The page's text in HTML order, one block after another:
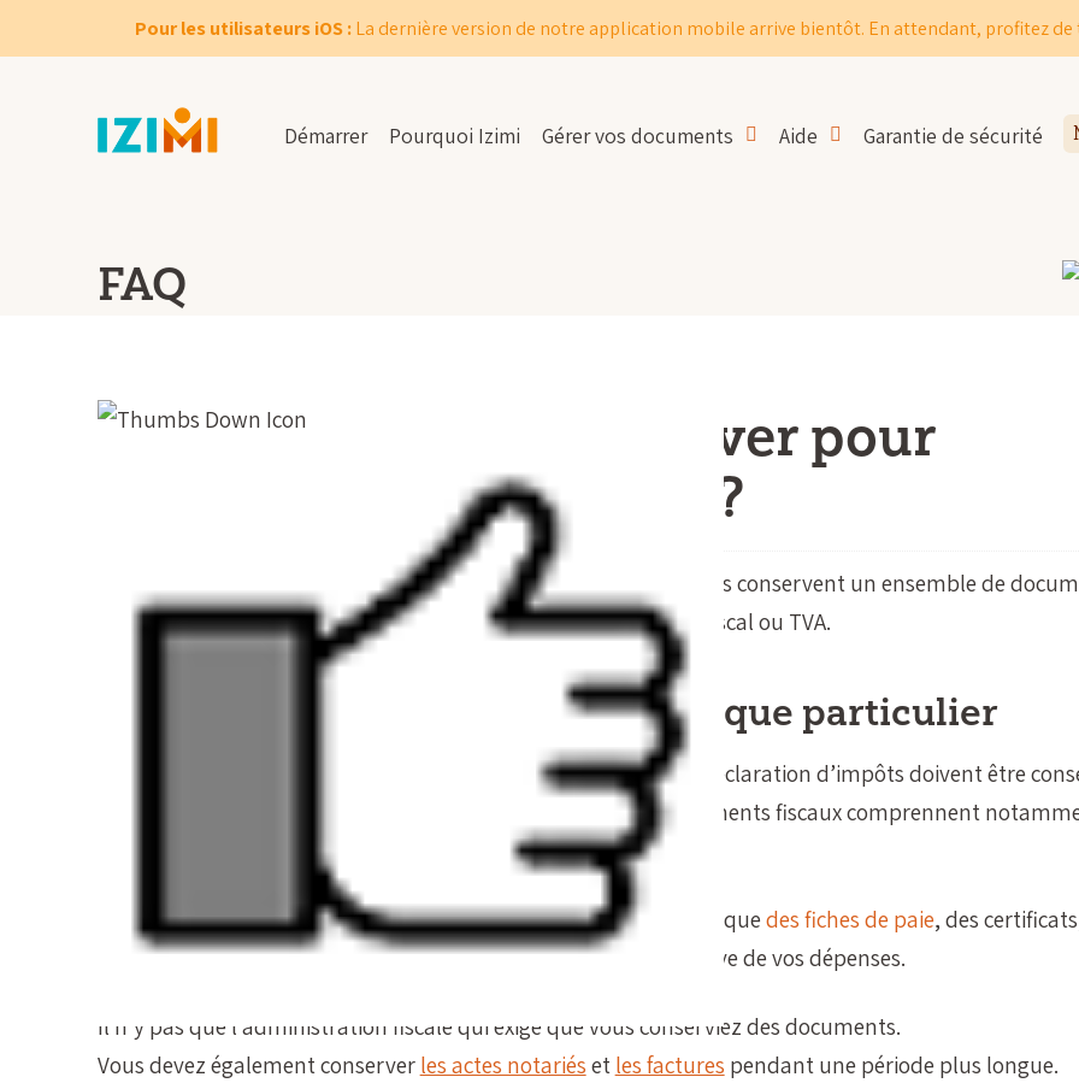
Pour les utilisateurs iOS :La dernière version de notre application mobile arrive bientôt. En attendant, profitez
Démarrer Pourquoi Izimi Gérer vos documents Aide Garantie de sécurité
FAQ
Que devez-vous conserver pour
l’administration fiscale ?
L’administration fiscale exige que les particuliers et les entreprises conservent un ensemble de
pendant une période prolongée en vue d’un éventuel contrôle fiscal ou TVA.
Conserver des documents en tant que particulier
Tous les documents liés d’une manière ou d’une autre à votre déclaration d’impôts doivent être
pendant au moins 7 ans pour l’administration fiscale. Ces documents fiscaux comprennent
Une copie de votre déclaration d’impôts ;
Y compris des pièces justificatives de votre déclaration, telles quedes fiches de paie, des
documents bancaires et des factures pouvant servir de preuve de vos dépenses.
Il n’y pas que l’administration fiscale qui exige que vous conserviez des documents.
Vous devez également conserverles actes notariésetles factures pendant une période plus longue.